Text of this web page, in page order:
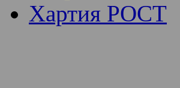
Хартия РОСТ